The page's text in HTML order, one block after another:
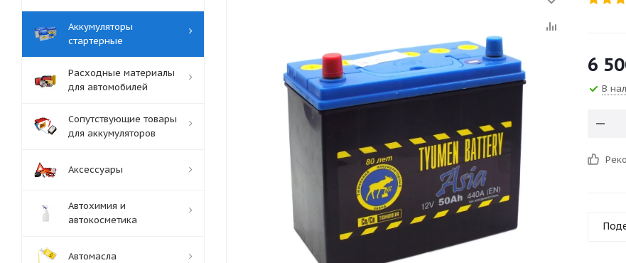
6
В
Аккумуляторы
стартерные
Расходные материалы
для автомобилей
Сопутствующие товары
для аккумуляторов
Аксессуары
Автохимия и
автокосметика
Автомасла